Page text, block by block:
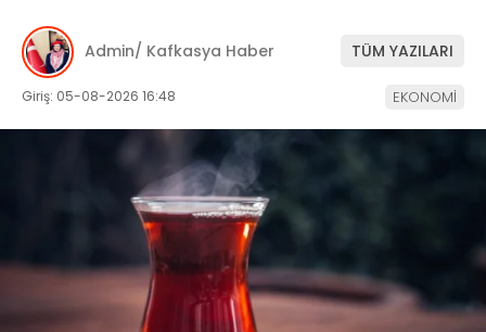
Admin/ Kafkasya Haber TÜM YAZILARI
Giriş: 05-08-2026 16:48 EKONOMİ